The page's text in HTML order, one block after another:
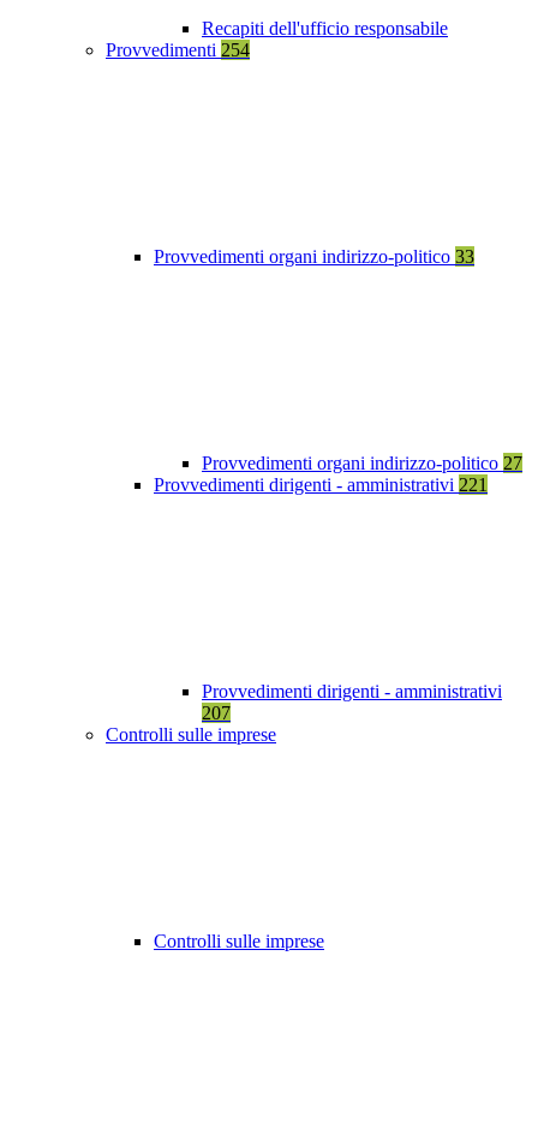
Recapiti dell'ufficio responsabile
Provvedimenti 254
Provvedimenti organi indirizzo-politico 33
Provvedimenti organi indirizzo-politico 27
Provvedimenti dirigenti - amministrativi 221
Provvedimenti dirigenti - amministrativi
207
Controlli sulle imprese
Controlli sulle imprese